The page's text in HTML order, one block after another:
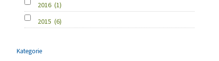
2016 (1)
2015 (6)
Kategorie